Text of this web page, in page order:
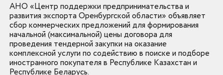
АНО «Центр поддержки предпринимательства и
развития экспорта Оренбургской области» объявляет
сбор коммерческих предложений для формирования
начальной (максимальной) цены договора для
проведения тендерной закупки на оказание
комплексной услуги по содействию в поиске и подборе
иностранного покупателя в Республике Казахстан и
Республике Беларусь.